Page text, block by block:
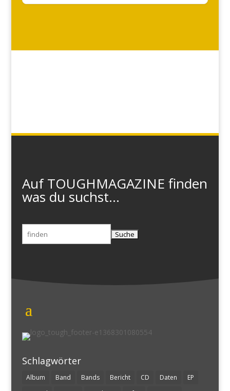
Auf TOUGHMAGAZINE finden
was du suchst...
Suchen
nach:
Schlagwörter
Album Band Bands Bericht CD Daten
EP